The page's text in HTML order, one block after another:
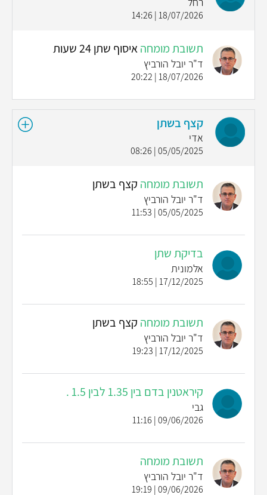
18/07/2026 | 14:26
תשובת מומחהאיסוף שתן 24 שעות
ד"ר יובל הורביץ
18/07/2026 | 20:22
קצף בשתן
אדי
05/05/2025 | 08:26
תשובת מומחה קצף בשתן
ד"ר יובל הורביץ
05/05/2025 | 11:53
בדיקת שתן
אלמונית
17/12/2025 | 18:55
תשובת מומחה קצף בשתן
ד"ר יובל הורביץ
17/12/2025 | 19:23
קיראטנין בדם בין 1.35 לבין 1.5 .
גבי
09/06/2026 | 11:16
תשובת מומחה
ד"ר יובל הורביץ
09/06/2026 | 19:19